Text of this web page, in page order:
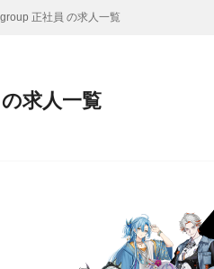
正社員 の求人一覧
求人一覧